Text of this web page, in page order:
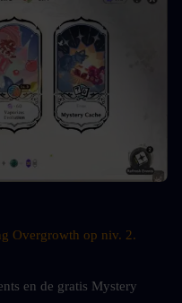
Overgrowth op niv. 2.
en de gratis Mystery